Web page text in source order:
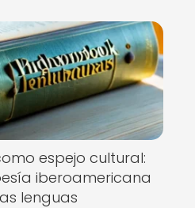
espejo cultural:
iberoamericana
lenguas